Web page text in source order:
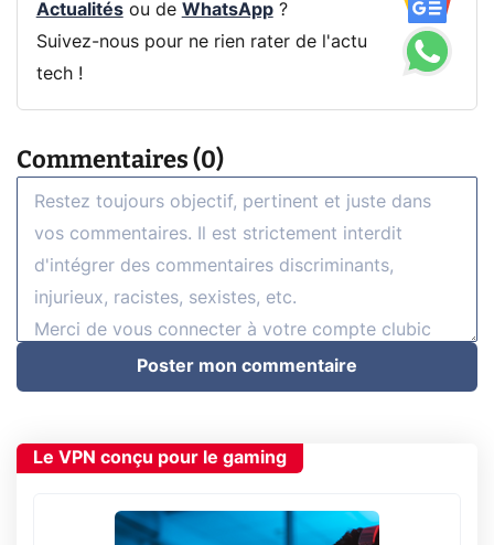
Actualitésou de WhatsApp?
Suivez-nous pour ne rien rater de l'actu
tech !
Commentaires (0)
Poster mon commentaire
Le VPN conçu pour le gaming